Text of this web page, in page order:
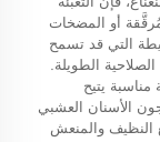
أو المضخات
التي قد تسمح
الطويلة.
مناسبة يتيح
الأسنان العشبي
النظيف والمنعش